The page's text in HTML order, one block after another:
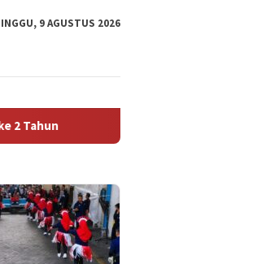
9 AGUSTUS 2026
Konsolidasi Akbar Garda Metal FSPMI Jawa